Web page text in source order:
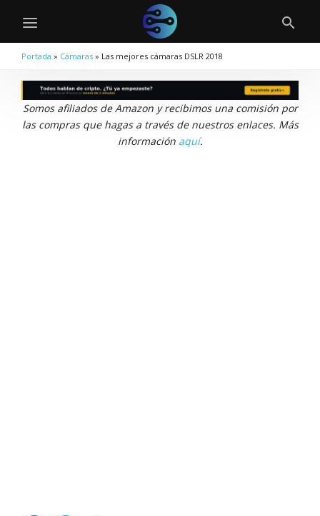
Portada » Cámaras » Las mejores cámaras DSLR 2018
Somos afiliados de Amazon y recibimos una comisión por
las compras que hagas a través de nuestros enlaces. Más
información aquí.